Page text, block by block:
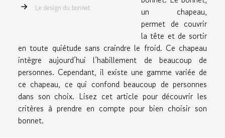
Le design du bonnet
un chapeau,
permet de couvrir
la tête et de sortir
en toute quiétude sans craindre le froid. Ce chapeau
intègre aujourd’hui l’habillement de beaucoup de
personnes. Cependant, il existe une gamme variée de
ce chapeau, ce qui confond beaucoup de personnes
dans son choix. Lisez cet article pour découvrir les
critères à prendre en compte pour bien choisir son
bonnet.